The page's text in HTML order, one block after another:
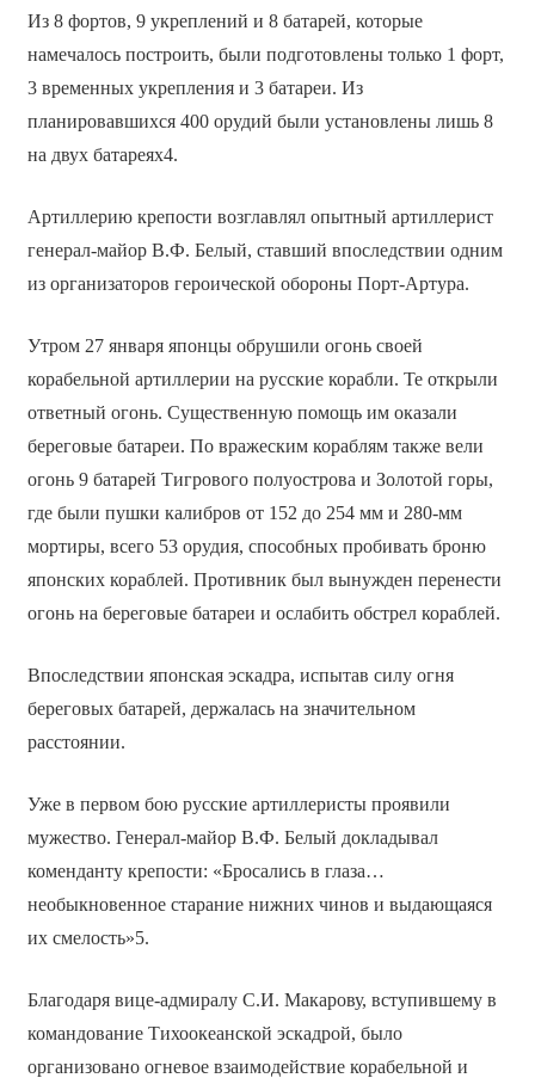
Из 8 фортов, 9 укреплений и 8 батарей, которые
намечалось построить, были подготовлены только 1 форт,
3 временных укрепления и 3 батареи. Из
планировавшихся 400 орудий были установлены лишь 8
на двух батареях4.
Артиллерию крепости возглавлял опытный артиллерист
генерал-майор В.Ф. Белый, ставший впоследствии одним
из организаторов героической обороны Порт-Артура.
Утром 27 января японцы обрушили огонь своей
корабельной артиллерии на русские корабли. Те открыли
ответный огонь. Существенную помощь им оказали
береговые батареи. По вражеским кораблям также вели
огонь 9 батарей Тигрового полуострова и Золотой горы,
где были пушки калибров от 152 до 254 мм и 280-мм
мортиры, всего 53 орудия, способных пробивать броню
японских кораблей. Противник был вынужден перенести
огонь на береговые батареи и ослабить обстрел кораблей.
Впоследствии японская эскадра, испытав силу огня
береговых батарей, держалась на значительном
расстоянии.
Уже в первом бою русские артиллеристы проявили
мужество. Генерал-майор В.Ф. Белый докладывал
коменданту крепости: «Бросались в глаза…
необыкновенное старание нижних чинов и выдающаяся
их смелость»5.
Благодаря вице-адмиралу С.И. Макарову, вступившему в
командование Тихоокеанской эскадрой, было
организовано огневое взаимодействие корабельной и